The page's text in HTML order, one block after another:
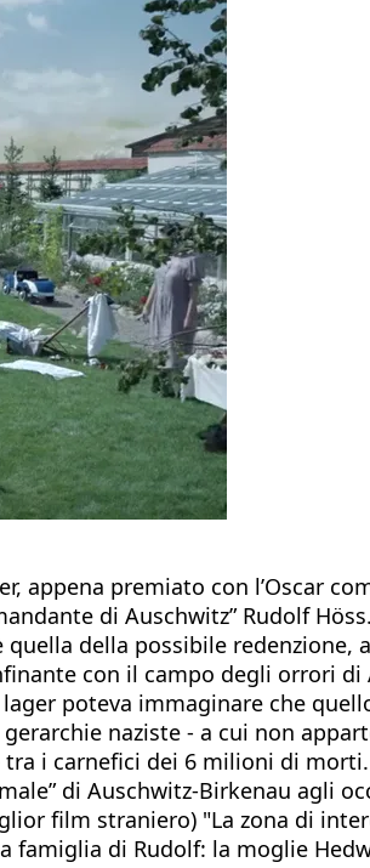
appena premiato con l’Oscar
di Auschwitz” Rudolf
della possibile redenzione,
con il campo degli orrori
poteva immaginare che
naziste - a cui non
tra i carnefici dei 6 milioni di morti.
di Auschwitz-Birkenau agli
film straniero) "La zona di
famiglia di Rudolf: la moglie